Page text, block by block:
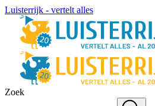
Luisterrijk - vertelt alles
Zoek